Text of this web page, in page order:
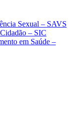
Sexual – SAVS
– SIC
em Saúde –